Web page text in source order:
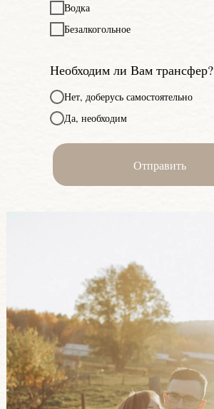
Водка
Безалкогольное
Необходим ли Вам трансфер?
Нет, доберусь самостоятельно
Да, необходим
Отправить